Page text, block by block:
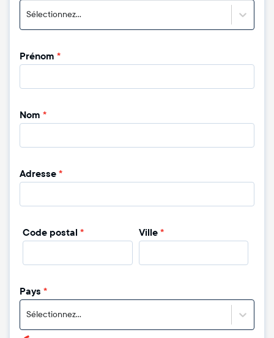
Sélectionnez...
Prénom *
Nom *
Adresse*
Code postal * Ville *
Pays *
Sélectionnez...